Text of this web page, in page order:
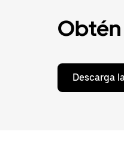
Obtén
Descarga